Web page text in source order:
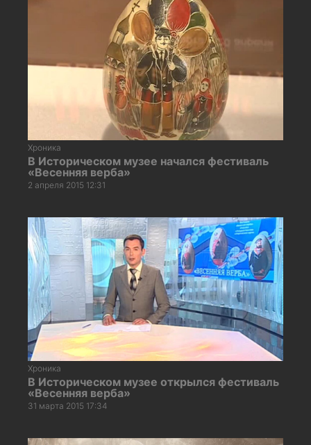
Хроника
В Историческом музее начался фестиваль
«Весенняя верба»
2 апреля 2015 12:31
Хроника
В Историческом музее открылся фестиваль
«Весенняя верба»
31 марта 2015 17:34